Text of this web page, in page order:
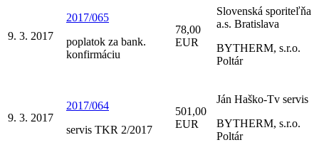
9. 3. 2017
2017/065
poplatok za bank.
konfirmáciu
78,00
EUR
Slovenská sporiteľňa
a.s. Bratislava
BYTHERM, s.r.o.
Poltár
9. 3. 2017
2017/064
servis TKR 2/2017
501,00
EUR
Ján Haško-Tv servis
BYTHERM, s.r.o.
Poltár